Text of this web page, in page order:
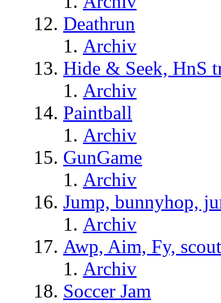
Deathrun
Archiv
Hide & Seek, HnS
Archiv
Paintball
Archiv
GunGame
Archiv
Jump, bunnyhop,
Archiv
Awp, Aim, Fy,
Archiv
Soccer Jam